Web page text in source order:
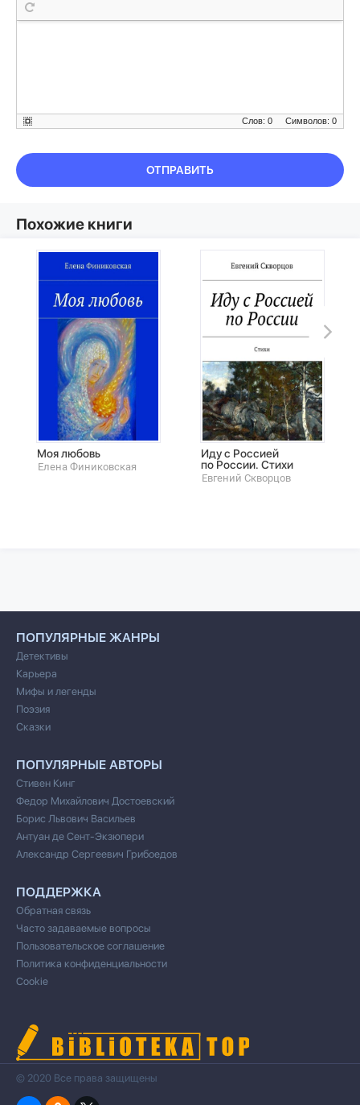
Символов: 0
Слов: 0
ОТПРАВИТЬ
Похожие книги
Моя любовь
Елена Финиковская
Иду с Россией
по России. Стихи
Евгений Скворцов
ПОПУЛЯРНЫЕ ЖАНРЫ
Детективы
Карьера
Мифы и легенды
Поэзия
Сказки
ПОПУЛЯРНЫЕ АВТОРЫ
Стивен Кинг
Федор Михайлович Достоевский
Борис Львович Васильев
Антуан де Сент-Экзюпери
Александр Сергеевич Грибоедов
ПОДДЕРЖКА
Обратная связь
Часто задаваемые вопросы
Пользовательское соглашение
Политика конфиденциальности
Cookie
© 2020 Все права защищены